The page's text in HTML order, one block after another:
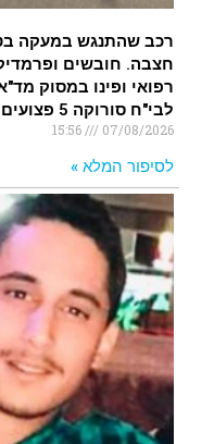
חצבה. חובשים
רפואי ופינו במסוק
לבי"ח סורוקה 5 פצועים
07/08/2026
15:56
לסיפור המלא »